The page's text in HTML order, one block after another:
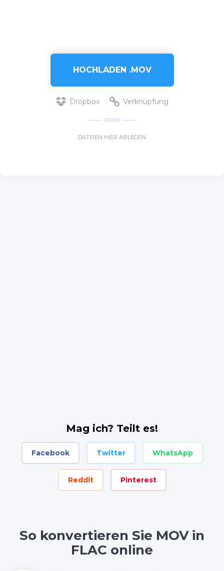
HOCHLADEN .MOV
Dropbox Verknüpfung
ODER
DATEIEN HIER ABLEGEN
Mag ich? Teilt es!
Facebook Twitter WhatsApp
Reddit Pinterest
So konvertieren Sie MOV in
FLAC online